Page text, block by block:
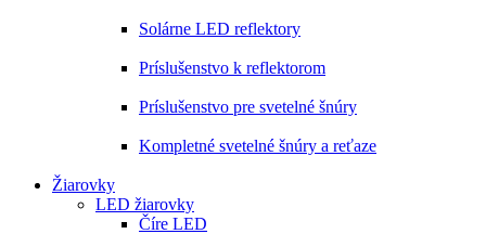
Solárne LED reflektory
Príslušenstvo k reflektorom
Príslušenstvo pre svetelné šnúry
Kompletné svetelné šnúry a reťaze
Žiarovky
LED žiarovky
Číre LED